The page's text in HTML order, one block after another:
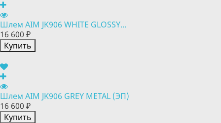
Шлем AIM JK906 WHITE GLOSSY...
16 600 ₽
Купить
Шлем AIM JK906 GREY METAL (ЭП)
16 600 ₽
Купить